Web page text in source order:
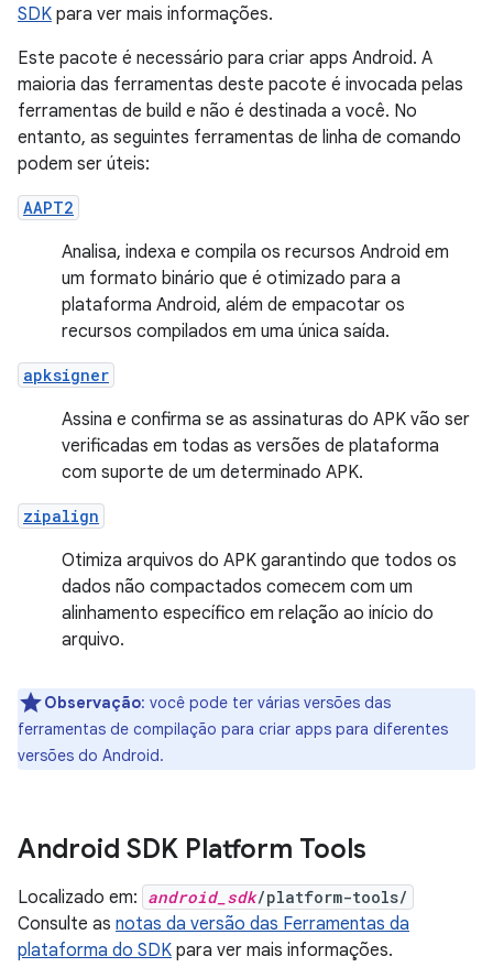
SDK para ver mais informações.
Este pacote é necessário para criar apps Android. A
maioria das ferramentas deste pacote é invocada pelas
ferramentas de build e não é destinada a você. No
entanto, as seguintes ferramentas de linha de comando
podem ser úteis:
AAPT2
Analisa, indexa e compila os recursos Android em
um formato binário que é otimizado para a
plataforma Android, além de empacotar os
recursos compilados em uma única saída.
apksigner
Assina e confirma se as assinaturas do APK vão ser
verificadas em todas as versões de plataforma
com suporte de um determinado APK.
zipalign
Otimiza arquivos do APK garantindo que todos os
dados não compactados comecem com um
alinhamento específico em relação ao início do
arquivo.
Observação: você pode ter várias versões das
ferramentas de compilação para criar apps para diferentes
versões do Android.
Android SDK Platform Tools
Localizado em: android_sdk/platform-tools/
Consulte as notas da versão das Ferramentas da
plataforma do SDK para ver mais informações.